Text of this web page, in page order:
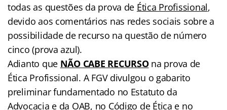
todas as questões da prova de Ética Profissional,
devido aos comentários nas redes sociais sobre a
possibilidade de recurso na questão de número
cinco (prova azul).
Adianto que NÃO CABE RECURSOna prova de
Ética Profissional. A FGV divulgou o gabarito
preliminar fundamentado no Estatuto da
Advocacia e da OAB, no Código de Ética e no